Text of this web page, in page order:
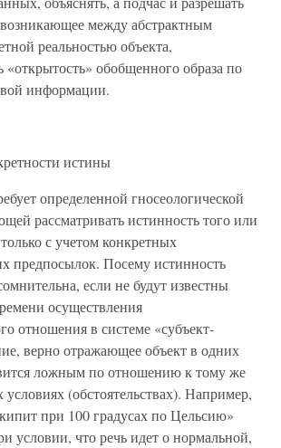
возникающее между абстрактным
реальностью объекта,
«открытость» обобщенного образа по
информации.
истины
определенной гносеологической
рассматривать истинность того или
с учетом конкретных
предпосылок. Посему истинность
если не будут известны
осуществления
отношения в системе «субъект-
верно отражающее объект в одних
ложным по отношению к тому же
условиях (обстоятельствах). Например,
при 100 градусах по Цельсию»
условии, что речь идет о нормальной,